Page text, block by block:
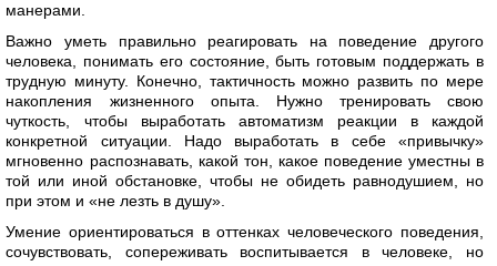
манерами.
Важно уметь правильно реагировать на поведение другого
человека, понимать его состояние, быть готовым поддержать в
трудную минуту. Конечно, тактичность можно развить по мере
накопления жизненного опыта. Нужно тренировать свою
чуткость, чтобы выработать автоматизм реакции в каждой
конкретной ситуации. Надо выработать в себе «привычку»
мгновенно распознавать, какой тон, какое поведение уместны в
той или иной обстановке, чтобы не обидеть равнодушием, но
при этом и «не лезть в душу».
Умение ориентироваться в оттенках человеческого поведения,
сочувствовать, сопереживать воспитывается в человеке, но